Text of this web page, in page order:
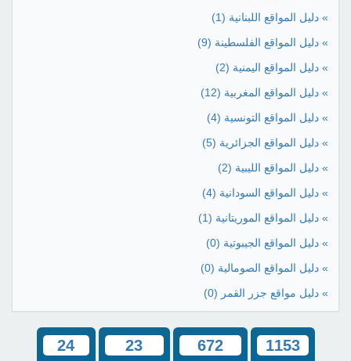
» دليل المواقع اللبنانية (1)
» دليل المواقع الفلسطينة (9)
» دليل المواقع اليمنية (2)
» دليل المواقع المغربية (12)
» دليل المواقع التونسية (4)
» دليل المواقع الجزائرية (5)
» دليل المواقع الليبية (2)
» دليل المواقع السودانية (4)
» دليل المواقع الموريتانية (1)
» دليل المواقع الجيبوتية (0)
» دليل المواقع الصومالية (0)
» دليل مواقع جزر القمر (0)
1153
672
23
24